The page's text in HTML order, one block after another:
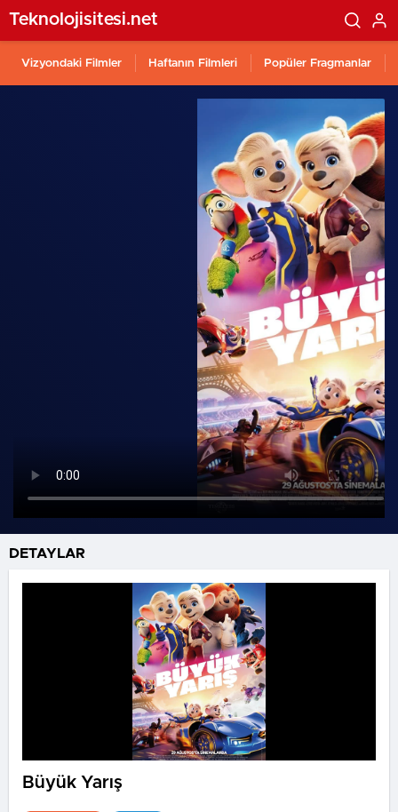
Teknolojisitesi.net
Vizyondaki Filmler Haftanın Filmleri Popüler Fragmanlar
DETAYLAR
Büyük Yarış